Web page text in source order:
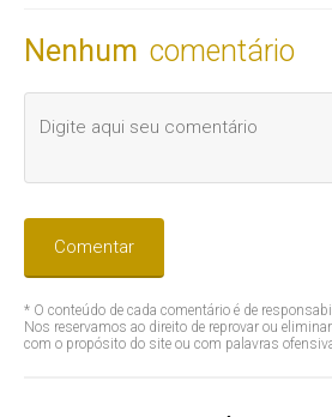
Nenhum comentário
Comentar
* O conteúdo de cada comentário é de
Nos reservamos ao direito de reprovar ou
com o propósito do site ou com palavras